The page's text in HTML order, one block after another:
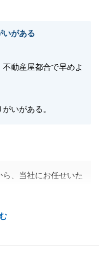
いがある
動産屋都合で早めよ
いがある。
、当社にお任せいた
努めてまいります。